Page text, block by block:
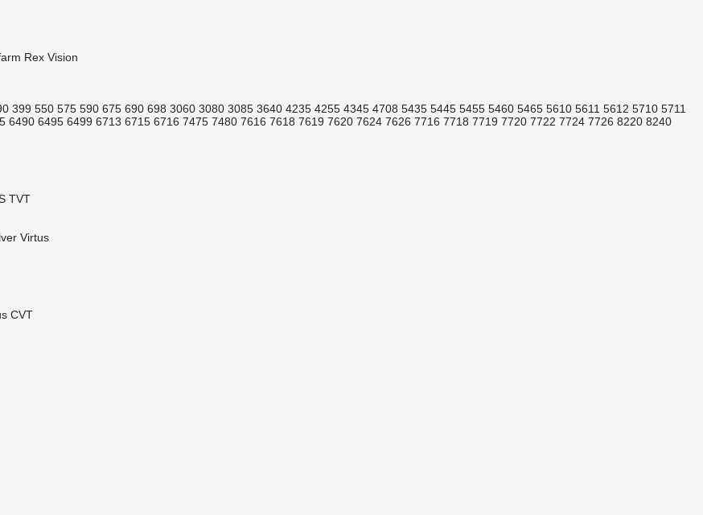
Rex Vision
399 550 575 590 675 690 698 3060 3080 3085 3640 4235 4255 4345 4708 5435 5445 5455 5460 5465 5610 5611 5612 5710 5711
6490 6495 6499 6713 6715 6716 7475 7480 7616 7618 7619 7620 7624 7626 7716 7718 7719 7720 7722 7724 7726 8220 8240
TVT
Virtus
CVT